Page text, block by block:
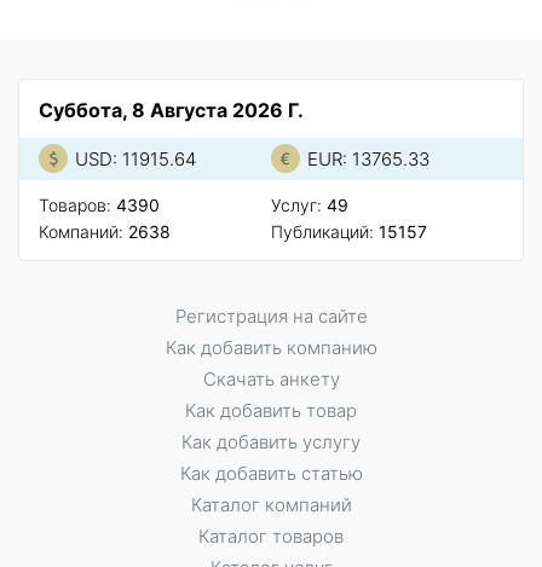
Суббота, 8 Августа 2026 Г.
USD: 11915.64 EUR: 13765.33
Товаров: 4390
Компаний: 2638
Услуг: 49
Публикаций: 15157
Регистрация на сайте
Как добавить компанию
Скачать анкету
Как добавить товар
Как добавить услугу
Как добавить статью
Каталог компаний
Каталог товаров